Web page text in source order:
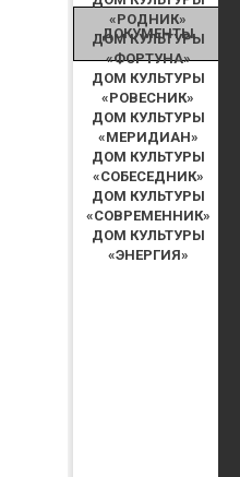
«РОДНИК»
ДОМ КУЛЬТУРЫ
«ФОРТУНА»
ДОМ КУЛЬТУРЫ
«РОВЕСНИК»
ДОМ КУЛЬТУРЫ
«МЕРИДИАН»
ДОМ КУЛЬТУРЫ
«СОБЕСЕДНИК»
ДОМ КУЛЬТУРЫ
«СОВРЕМЕННИК»
ДОМ КУЛЬТУРЫ
«ЭНЕРГИЯ»
ДОКУМЕНТЫ